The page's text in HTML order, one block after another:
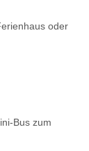
oder
Bus zum